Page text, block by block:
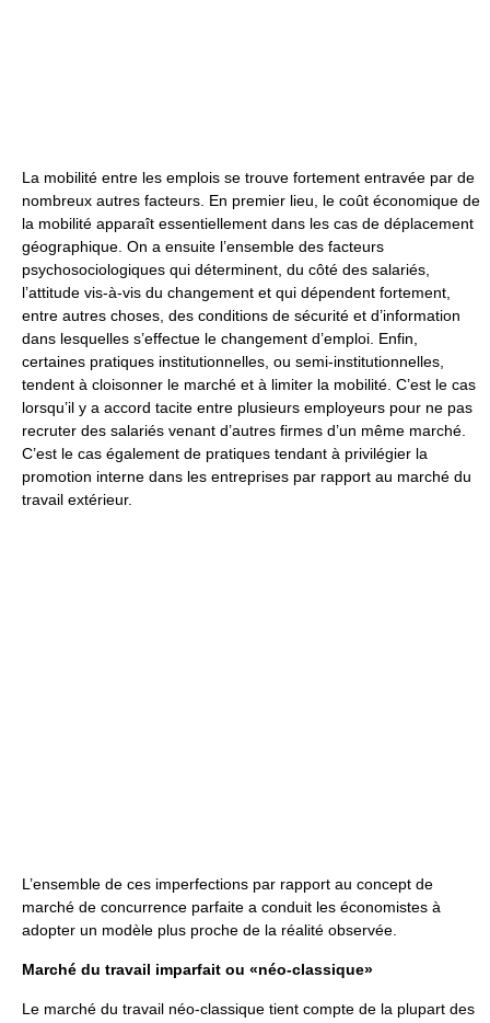
La mobilité entre les emplois se trouve fortement entravée par de
nombreux autres facteurs. En premier lieu, le coût économique de
la mobilité apparaît essentiellement dans les cas de déplacement
géographique. On a ensuite l’ensemble des facteurs
psychosociologiques qui déterminent, du côté des salariés,
l’attitude vis-à-vis du changement et qui dépendent fortement,
entre autres choses, des conditions de sécurité et d’information
dans lesquelles s’effectue le changement d’emploi. Enfin,
certaines pratiques institutionnelles, ou semi-institutionnelles,
tendent à cloisonner le marché et à limiter la mobilité. C’est le cas
lorsqu’il y a accord tacite entre plusieurs employeurs pour ne pas
recruter des salariés venant d’autres firmes d’un même marché.
C’est le cas également de pratiques tendant à privilégier la
promotion interne dans les entreprises par rapport au marché du
travail extérieur.
L’ensemble de ces imperfections par rapport au concept de
marché de concurrence parfaite a conduit les économistes à
adopter un modèle plus proche de la réalité observée.
Marché du travail imparfait ou «néo-classique»
Le marché du travail néo-classique tient compte de la plupart des